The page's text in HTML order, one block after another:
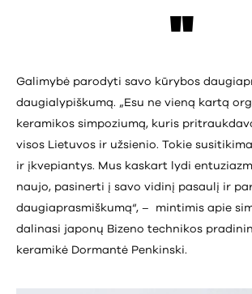
Galimybė parodyti savo kūrybos
daugialypiškumą. „Esu ne vieną kartą
keramikos simpoziumą, kuris
visos Lietuvos ir užsienio. Tokie
ir įkvepiantys. Mus kaskart lydi
naujo, pasinerti į savo vidinį pasaulį ir
daugiaprasmiškumą“, – mintimis apie
dalinasi japonų Bizeno technikos
keramikė Dormantė Penkinski.